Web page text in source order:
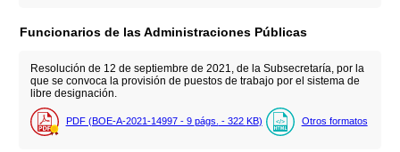
Funcionarios de las Administraciones Públicas
Resolución de 12 de septiembre de 2021, de la Subsecretaría, por la
que se convoca la provisión de puestos de trabajo por el sistema de
libre designación.
PDF (BOE-A-2021-14997 - 9 págs. - 322 KB) Otros formatos